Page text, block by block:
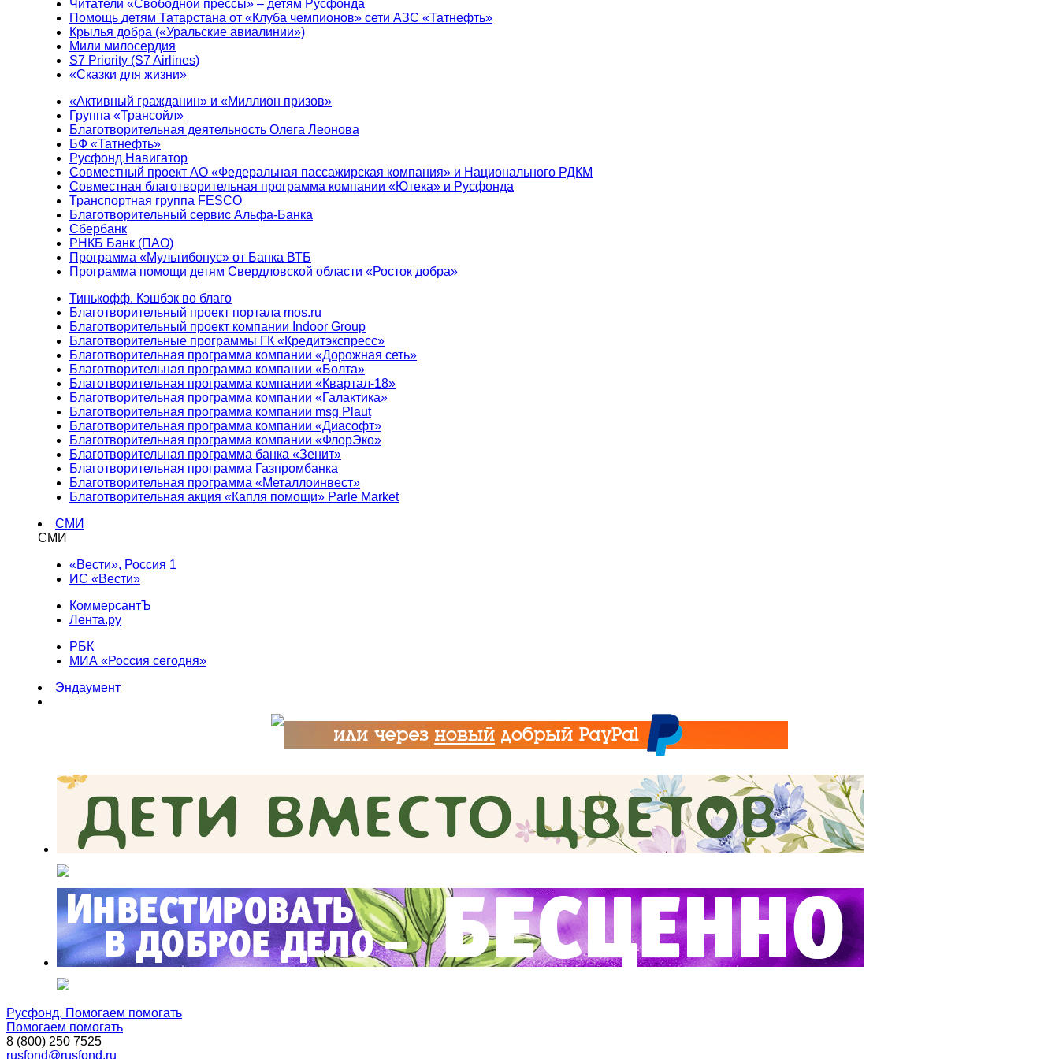
Читатели «Свободной прессы» – детям Русфонда
Помощь детям Татарстана от «Клуба чемпионов» сети АЗС «Татнефть»
Крылья добра («Уральские авиалинии»)
Мили милосердия
S7 Priority (S7 Airlines)
«Сказки для жизни»
«Активный гражданин» и «Миллион призов»
Группа «Трансойл»
Благотворительная деятельность Олега Леонова
БФ «Татнефть»
Русфонд.Навигатор
Совместный проект АО «Федеральная пассажирская компания» и Национального РДКМ
Совместная благотворительная программа компании «Ютека» и Русфонда
Транспортная группа FESCO
Благотворительный сервис Альфа-Банка
Сбербанк
РНКБ Банк (ПАО)
Программа «Мультибонус» от Банка ВТБ
Программа помощи детям Свердловской области «Росток добра»
Тинькофф. Кэшбэк во благо
Благотворительный проект портала mos.ru
Благотворительный проект компании Indoor Group
Благотворительные программы ГК «Кредитэкспресс»
Благотворительная программа компании «Дорожная сеть»
Благотворительная программа компании «Болта»
Благотворительная программа компании «Квартал-18»
Благотворительная программа компании «Галактика»
Благотворительная программа компании msg Plaut
Благотворительная программа компании «Диасофт»
Благотворительная программа компании «ФлорЭко»
Благотворительная программа банка «Зенит»
Благотворительная программа Газпромбанка
Благотворительная программа «Металлоинвест»
Благотворительная акция «Капля помощи» Parle Market
СМИ
СМИ
«Вести», Россия 1
ИС «Вести»
КоммерсантЪ
Лента.ру
РБК
МИА «Россия сегодня»
Эндаумент
Русфонд. Помогаем помогать
Помогаем помогать
8 (800) 250 7525
rusfond@rusfond.ru